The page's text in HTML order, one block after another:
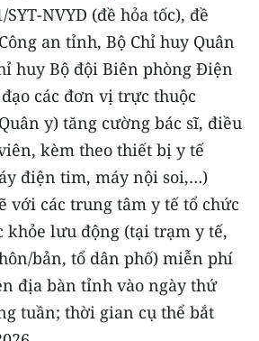
Công nghệ
SYT-NVYD (đề hỏa tốc), đề
an tỉnh, Bộ Chỉ huy Quân
huy Bộ đội Biên phòng Điện
các đơn vị trực thuộc
y) tăng cường bác sĩ, điều
kèm theo thiết bị y tế
điện tim, máy nội soi,…)
với các trung tâm y tế tổ chức
khỏe lưu động (tại trạm y tế,
bản, tổ dân phố) miễn phí
địa bàn tỉnh vào ngày thứ
tuần; thời gian cụ thể bắt